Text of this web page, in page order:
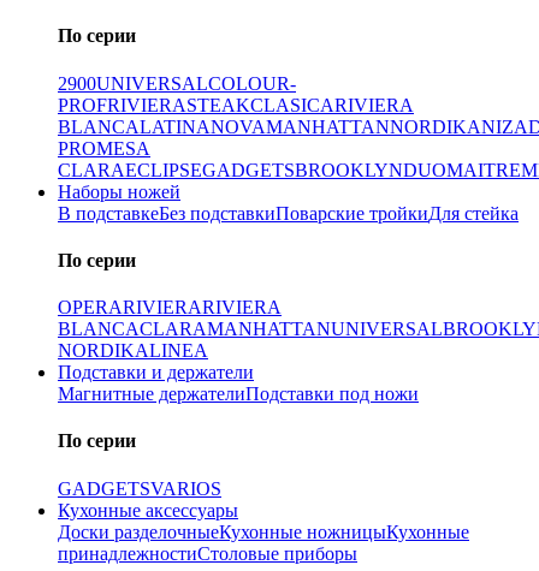
По серии
2900UNIVERSALCOLOUR-
PROFRIVIERASTEAKCLASICARIVIERA
BLANCALATINANOVAMANHATTANNORDIKANIZA
PROMESA
CLARAECLIPSEGADGETSBROOKLYNDUOMAITRE
Наборы ножей
В подставкеБез подставкиПоварские тройкиДля стейка
По серии
OPERARIVIERARIVIERA
BLANCACLARAMANHATTANUNIVERSAL
NORDIKALINEA
Подставки и держатели
Магнитные держателиПодставки под ножи
По серии
GADGETSVARIOS
Кухонные аксессуары
Доски разделочныеКухонные ножницыКухонные
принадлежностиСтоловые приборы